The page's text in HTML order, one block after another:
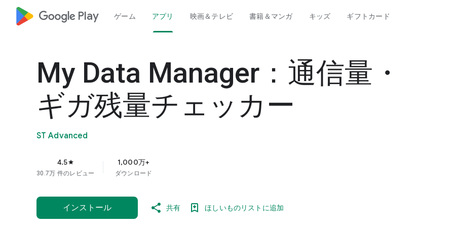
google_logo Play ゲーム アプリ 映画＆テレビ 書籍＆マンガ キッズ ギフトカード
My Data Manager：通信量・
ギガ残量チェッカー
ST Advanced
4.5star
30.7万 件のレビュー
1,000万+
ダウンロード
インストール 共有 ほしいものリストに追加